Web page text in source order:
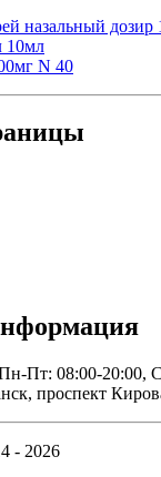
назальный дозир
10мл
N 40
Пт: 08:00-20:00,
проспект
- 2026